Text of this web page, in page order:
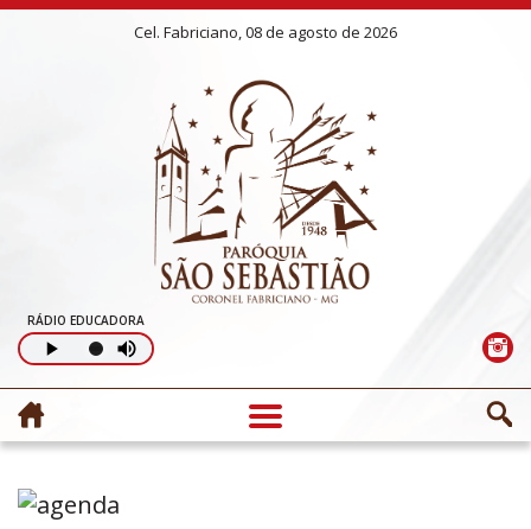
Cel. Fabriciano, 08 de agosto de 2026
RÁDIO EDUCADORA